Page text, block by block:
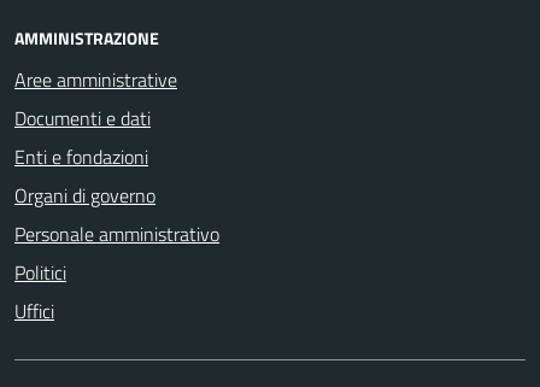
AMMINISTRAZIONE
Aree amministrative
Documenti e dati
Enti e fondazioni
Organi di governo
Personale amministrativo
Politici
Uffici